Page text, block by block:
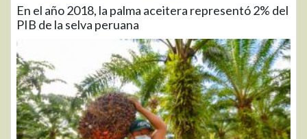
En el año 2018, la palma aceitera representó 2% del
PIB de la selva peruana